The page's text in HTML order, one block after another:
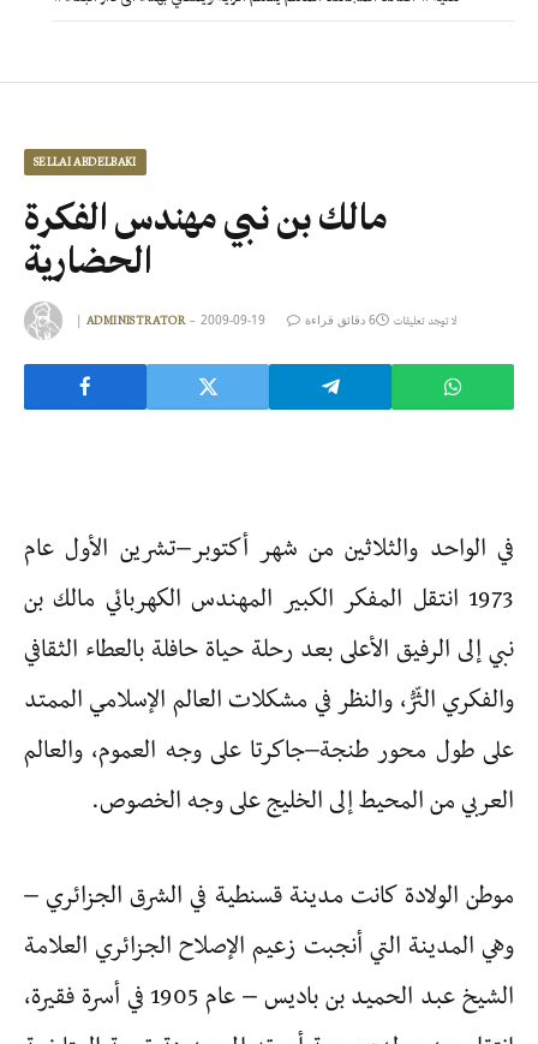
SELLAI ABDELBAKI
مالك بن نبي مهندس الفكرة
الحضارية
| ADMINISTRATOR 2009-09-19 لا توجد تعليقات 6 دقائق قراءة
في الواحد والثلاثين من شهر أكتوبر–تشرين الأول عام
1973 انتقل المفكر الكبير المهندس الكهربائي مالك بن
نبي إلى الرفيق الأعلى بعد رحلة حياة حافلة بالعطاء الثقافي
والفكري الثّرُّ، والنظر في مشكلات العالم الإسلامي الممتد
على طول محور طنجة–جاكرتا على وجه العموم، والعالم
العربي من المحيط إلى الخليج على وجه الخصوص.
موطن الولادة كانت مدينة قسنطية في الشرق الجزائري –
وهي المدينة التي أنجبت زعيم الإصلاح الجزائري العلامة
الشيخ عبد الحميد بن باديس – عام 1905 في أسرة فقيرة،